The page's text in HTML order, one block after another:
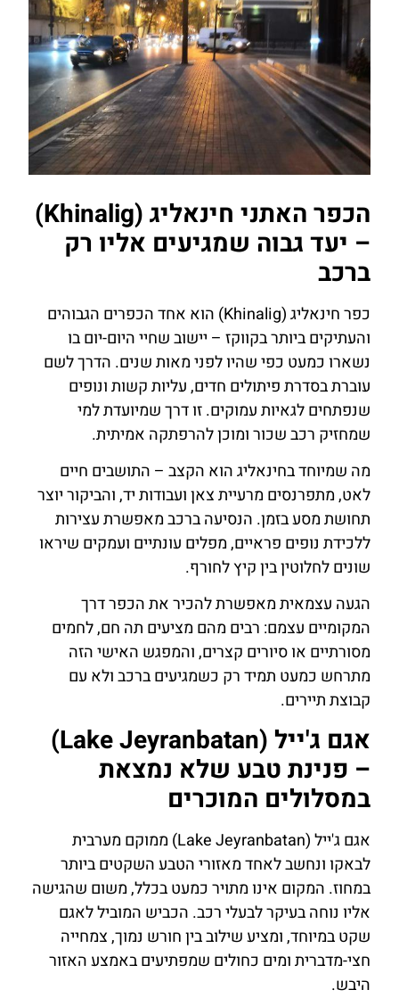
הכפר האתני חינאליג (Khinalig)
– יעד גבוה שמגיעים אליו רק
ברכב
כפר חינאליג (Khinalig) הוא אחד הכפרים הגבוהים
והעתיקים ביותר בקווקז – יישוב שחיי היום-יום בו
נשארו כמעט כפי שהיו לפני מאות שנים. הדרך לשם
עוברת בסדרת פיתולים חדים, עליות קשות ונופים
שנפתחים לגאיות עמוקים. זו דרך שמיועדת למי
שמחזיק רכב שכור ומוכן להרפתקה אמיתית.
מה שמיוחד בחינאליג הוא הקצב – התושבים חיים
לאט, מתפרנסים מרעיית צאן ועבודות יד, והביקור יוצר
תחושת מסע בזמן. הנסיעה ברכב מאפשרת עצירות
ללכידת נופים פראיים, מפלים עונתיים ועמקים שיראו
שונים לחלוטין בין קיץ לחורף.
הגעה עצמאית מאפשרת להכיר את הכפר דרך
המקומיים עצמם: רבים מהם מציעים תה חם, לחמים
מסורתיים או סיורים קצרים, והמפגש האישי הזה
מתרחש כמעט תמיד רק כשמגיעים ברכב ולא עם
קבוצת תיירים.
אגם ג'ייל (Lake Jeyranbatan)
– פנינת טבע שלא נמצאת
במסלולים המוכרים
אגם ג'ייל (Lake Jeyranbatan) ממוקם מערבית
לבאקו ונחשב לאחד מאזורי הטבע השקטים ביותר
במחוז. המקום אינו מתויר כמעט בכלל, משום שהגישה
אליו נוחה בעיקר לבעלי רכב. הכביש המוביל לאגם
שקט במיוחד, ומציע שילוב בין חורש נמוך, צמחייה
חצי-מדברית ומים כחולים שמפתיעים באמצע האזור
היבש.